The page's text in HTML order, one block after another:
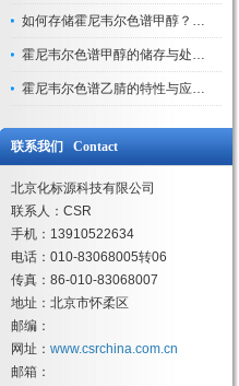
如何存储霍尼韦尔色谱甲醇？避光、密封、远离火源
霍尼韦尔色谱甲醇的储存与处理注意事项
霍尼韦尔色谱乙腈的特性与应用领域解析
联系我们 Contact
北京化标源科技有限公司
联系人：CSR
手机：13910522634
电话：010-83068005转06
传真：86-010-83068007
地址：北京市怀柔区
邮编：
网址： www.csrchina.com.cn
邮箱：